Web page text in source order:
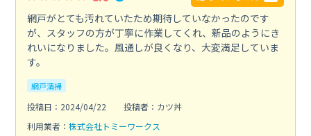
網戸がとても汚れていたため期待していなかったのです
が、スタッフの方が丁寧に作業してくれ、新品のようにき
れいになりました。風通しが良くなり、大変満足していま
す。
網戸清掃
投稿日：2024/04/22
投稿者：カツ丼
利用業者： 株式会社トミーワークス